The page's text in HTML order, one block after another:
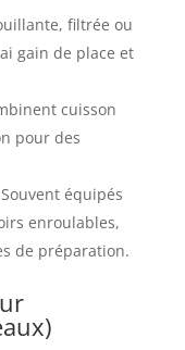
filtrée ou
gain de place et
cuisson
pour des
équipés
enroulables,
de préparation.